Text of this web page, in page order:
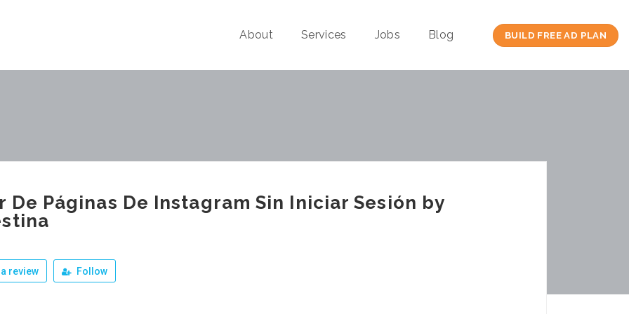
About Services Jobs Blog BUILD FREE AD PLAN
De Páginas De Instagram Sin Iniciar Sesión by
review Follow